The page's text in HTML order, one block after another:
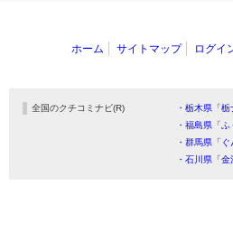
ホーム サイトマップ ログイ
全国のクチコミナビ(R) ・栃木県「栃
・福島県「ふ
・群馬県「ぐ
・石川県「金